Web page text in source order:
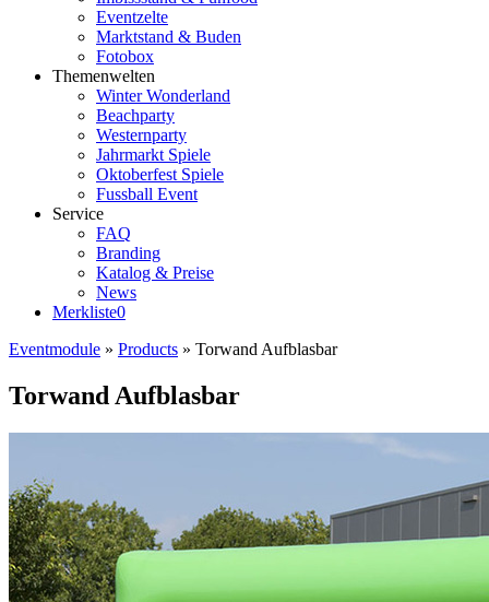
Eventzelte
Marktstand & Buden
Fotobox
Themenwelten
Winter Wonderland
Beachparty
Westernparty
Jahrmarkt Spiele
Oktoberfest Spiele
Fussball Event
Service
FAQ
Branding
Katalog & Preise
News
Merkliste0
Eventmodule » Products » Torwand Aufblasbar
Torwand Aufblasbar